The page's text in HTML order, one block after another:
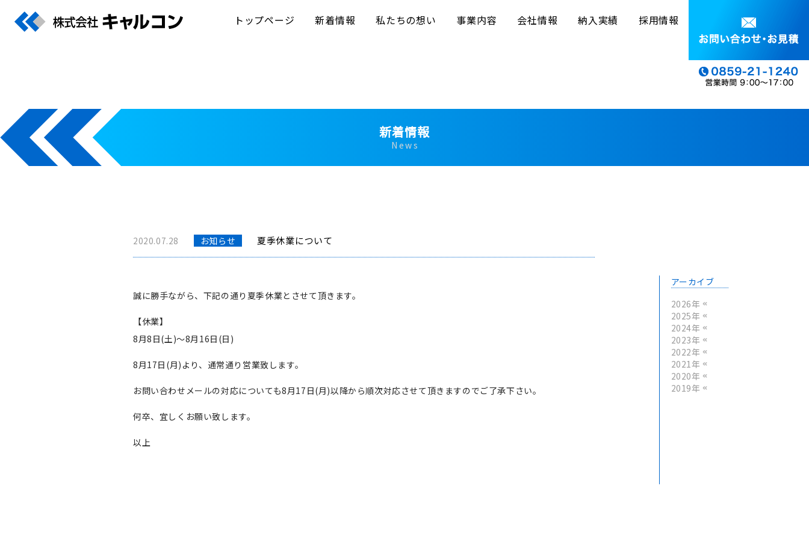
トップページ 新着情報 私たちの想い 事業内容 会社情報 納入実績 採用情報
新着情報
News
2020.07.28 お知らせ 夏季休業について
誠に勝手ながら、下記の通り夏季休業とさせて頂きます。
【休業】
8月8日(土)～8月16日(日)
8月17日(月)より、通常通り営業致します。
お問い合わせメールの対応についても8月17日(月)以降から順次対応させて頂きますのでご了承下さい。
何卒、宜しくお願い致します。
以上
アーカイブ
2026年
2025年
2024年
2023年
2022年
2021年
2020年
2019年